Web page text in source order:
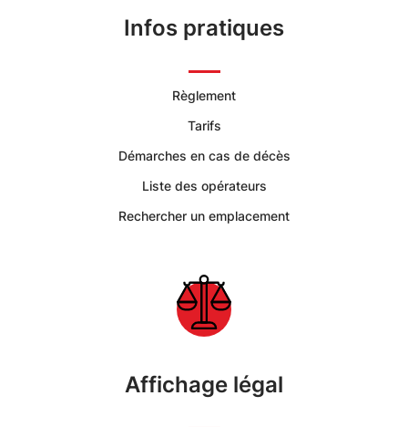
Infos pratiques
Règlement
Tarifs
Démarches en cas de décès
Liste des opérateurs
Rechercher un emplacement
Affichage légal